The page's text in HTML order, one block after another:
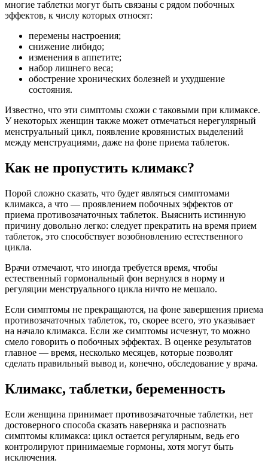
многие таблетки могут быть связаны с рядом побочных
эффектов, к числу которых относят:
перемены настроения;
снижение либидо;
изменения в аппетите;
набор лишнего веса;
обострение хронических болезней и ухудшение
состояния.
Известно, что эти симптомы схожи с таковыми при климаксе.
У некоторых женщин также может отмечаться нерегулярный
менструальный цикл, появление кровянистых выделений
между менструациями, даже на фоне приема таблеток.
Как не пропустить климакс?
Порой сложно сказать, что будет являться симптомами
климакса, а что — проявлением побочных эффектов от
приема противозачаточных таблеток. Выяснить истинную
причину довольно легко: следует прекратить на время прием
таблеток, это способствует возобновлению естественного
цикла.
Врачи отмечают, что иногда требуется время, чтобы
естественный гормональный фон вернулся в норму и
регуляции менструального цикла ничто не мешало.
Если симптомы не прекращаются, на фоне завершения приема
противозачаточных таблеток, то, скорее всего, это указывает
на начало климакса. Если же симптомы исчезнут, то можно
смело говорить о побочных эффектах. В оценке результатов
главное — время, несколько месяцев, которые позволят
сделать правильный вывод и, конечно, обследование у врача.
Климакс, таблетки, беременность
Если женщина принимает противозачаточные таблетки, нет
достоверного способа сказать наверняка и распознать
симптомы климакса: цикл остается регулярным, ведь его
контролируют принимаемые гормоны, хотя могут быть
исключения.